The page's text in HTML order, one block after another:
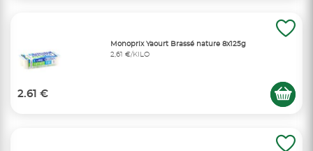
Monoprix Yaourt Brassé nature 8x125g
2,61 €/KILO
2.61 €